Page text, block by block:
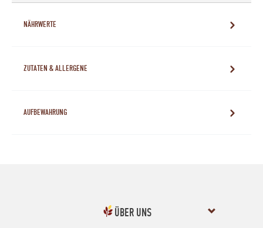
NÄHRWERTE
ZUTATEN & ALLERGENE
AUFBEWAHRUNG
ÜBER UNS